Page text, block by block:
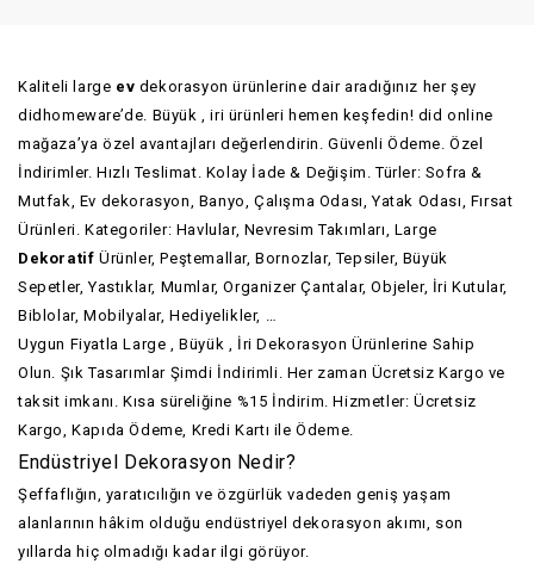
Kaliteli large ev dekorasyon ürünlerine dair aradığınız her şey
didhomeware’de. Büyük , iri ürünleri hemen keşfedin! did online
mağaza’ya özel avantajları değerlendirin. Güvenli Ödeme. Özel
İndirimler. Hızlı Teslimat. Kolay İade & Değişim. Türler: Sofra &
Mutfak, Ev dekorasyon, Banyo, Çalışma Odası, Yatak Odası, Fırsat
Ürünleri. Kategoriler: Havlular, Nevresim Takımları, Large
Dekoratif Ürünler, Peştemallar, Bornozlar, Tepsiler, Büyük
Sepetler, Yastıklar, Mumlar, Organizer Çantalar, Objeler, İri Kutular,
Biblolar, Mobilyalar, Hediyelikler, …
Uygun Fiyatla Large , Büyük , İri Dekorasyon Ürünlerine Sahip
Olun. Şık Tasarımlar Şimdi İndirimli. Her zaman Ücretsiz Kargo ve
taksit imkanı. Kısa süreliğine %15 İndirim. Hizmetler: Ücretsiz
Kargo, Kapıda Ödeme, Kredi Kartı ile Ödeme.
Endüstriyel Dekorasyon Nedir?
Şeffaflığın, yaratıcılığın ve özgürlük vadeden geniş yaşam
alanlarının hâkim olduğu endüstriyel dekorasyon akımı, son
yıllarda hiç olmadığı kadar ilgi görüyor.